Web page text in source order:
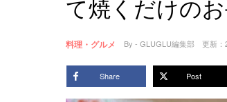
て焼くだけの
料理・グルメ By - GLUGLU編集部 更新：
Share Post